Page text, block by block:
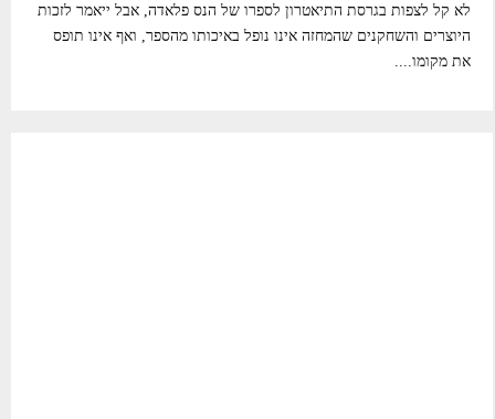
לא קל לצפות בגרסת התיאטרון לספרו של הנס פלאדה, אבל ייאמר לזכות
היוצרים והשחקנים שהמחזה אינו נופל באיכותו מהספר, ואף אינו תופס
את מקומו....